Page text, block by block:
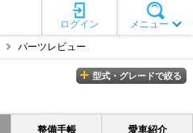
メニュー
ログイン
パーツレビュー
型式・グレードで絞る
整備手帳 愛車紹介